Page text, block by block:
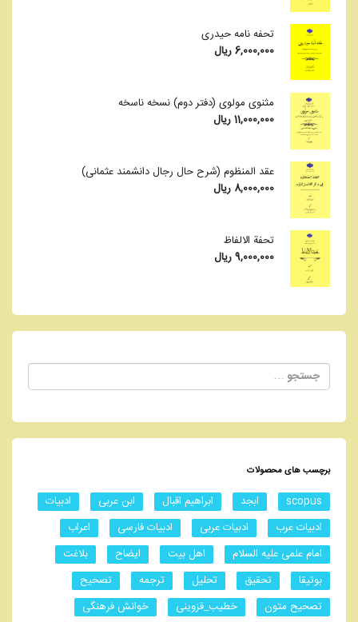
تحفه نامه حیدری
6,000,000ریال
مثنوی مولوی (دفتر دوم) نسخه ناسخه
11,000,000ریال
عقد المنظوم (شرح حال رجال دانشمند عثمانی)
8,000,000 ریال
تحفة الالفاظ
9,000,000ریال
جستجو
برای:
برچسب های محصولات
scopus ابجد ابراهیم اقبال ابن عربی
ادبیات
ادبیات عرب
ادبیات عربی ادبیات فارسی
اعراب
امام علمی علیه السلام
اهل بیت ایضاح
بلاغت
بوتیقا
تحقیق تحلیل ترجمه
تصحیح
تصحیح متون
خطیب_قزوینی
خوانش فرهنگی